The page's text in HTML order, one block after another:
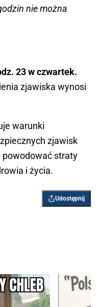
nie można
23 w czwartek.
zjawiska wynosi
warunki
zjawisk
powodować straty
i życia.
Udostępnij